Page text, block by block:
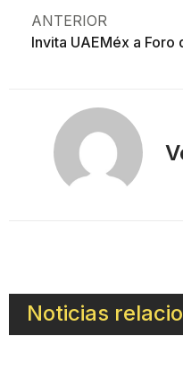
ANTERIOR
Noticias